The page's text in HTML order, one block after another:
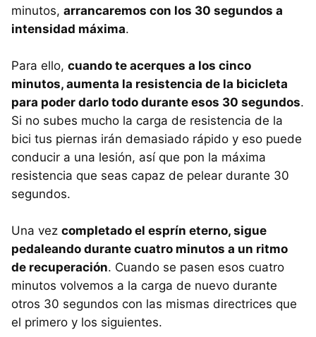
minutos, arrancaremos con los 30 segundos a
intensidad máxima.
Para ello, cuando te acerques a los cinco
minutos, aumenta la resistencia de la bicicleta
para poder darlo todo durante esos 30 segundos.
Si no subes mucho la carga de resistencia de la
bici tus piernas irán demasiado rápido y eso puede
conducir a una lesión, así que pon la máxima
resistencia que seas capaz de pelear durante 30
segundos.
Una vez completado el esprín eterno, sigue
pedaleando durante cuatro minutos a un ritmo
de recuperación. Cuando se pasen esos cuatro
minutos volvemos a la carga de nuevo durante
otros 30 segundos con las mismas directrices que
el primero y los siguientes.